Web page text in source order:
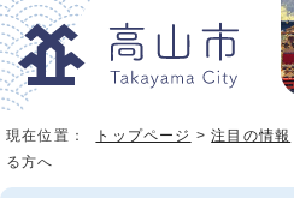
現在位置： トップページ >注目の情報
る方へ